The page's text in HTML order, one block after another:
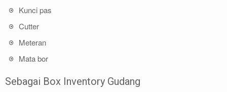
Kunci pas
Cutter
Meteran
Mata bor
Sebagai Box Inventory Gudang